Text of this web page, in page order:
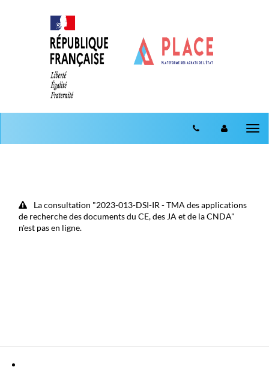
La consultation "2023-013-DSI-IR - TMA des applications
de recherche des documents du CE, des JA et de la CNDA"
n'est pas en ligne.